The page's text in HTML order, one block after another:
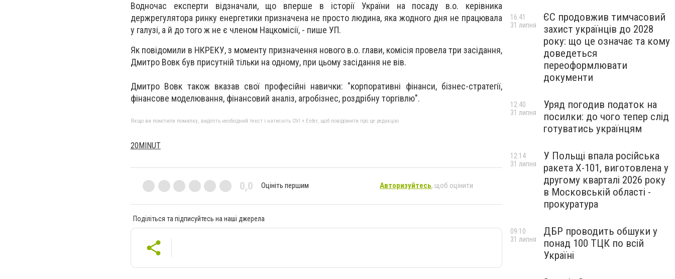
Водночас експерти відзначали, що вперше в історії України на посаду в.о. керівника
держрегулятора ринку енергетики призначена не просто людина, яка жодного дня не працювала
у галузі, а й до того ж не є членом Нацкомісії, - пише УП.
Як повідомили в НКРЕКУ, з моменту призначення нового в.о. глави, комісія провела три засідання,
Дмитро Вовк був присутній тільки на одному, при цьому засідання не вів.
Дмитро Вовк також вказав свої професійні навички: "корпоративні фінанси, бізнес-стратегії,
фінансове моделювання, фінансовий аналіз, агробізнес, роздрібну торгівлю".
Якщо ви помітили помилку, виділіть необхідний текст і натисніть Ctrl + Enter, щоб повідомити про це редакцію
20MINUT
0,0 Оцініть першим Авторизуйтесь, щоб оцінити
Поділіться та підписуйтесь на наші джерела
ЄС продовжив тимчасовий
захист українців до 2028
року: що це означає та кому
доведеться
переоформлювати
документи
16:41
31 липня
Уряд погодив податок на
посилки: до чого тепер слід
готуватись українцям
12:40
31 липня
У Польщі впала російська
ракета X-101, виготовлена у
другому кварталі 2026 року
в Московській області -
прокуратура
12:14
31 липня
ДБР проводить обшуки у
понад 100 ТЦК по всій
Україні
09:10
31 липня